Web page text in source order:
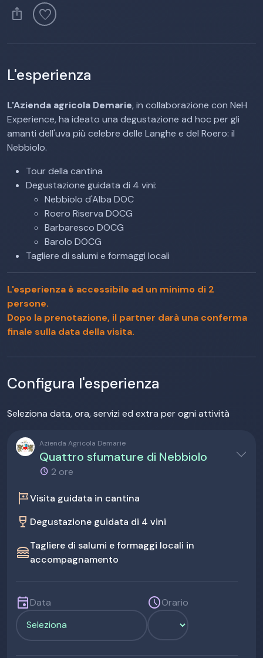
ios_share favorite
L'esperienza
L'Azienda agricola Demarie, in collaborazione con NeH
Experience, ha ideato una degustazione ad hoc per gli
amanti dell'uva più celebre delle Langhe e del Roero: il
Nebbiolo.
Tour della cantina
Degustazione guidata di 4 vini:
Nebbiolo d'Alba DOC
Roero Riserva DOCG
Barbaresco DOCG
Barolo DOCG
Tagliere di salumi e formaggi locali
L'esperienza è accessibile ad un minimo di 2
persone.
Dopo la prenotazione, il partner darà una conferma
finale sulla data della visita.
Configura l'esperienza
Seleziona data, ora, servizi ed extra per ogni attività
Azienda Agricola Demarie
Quattro sfumature di Nebbiolo
2 ore
tourVisita guidata in cantina
wine_bar Degustazione guidata di 4 vini
lunch_diningTagliere di salumi e formaggi locali in
accompagnamento
eventData scheduleOrario